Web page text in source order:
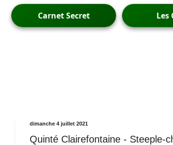
Carnet Secret Les
dimanche 4 juillet 2021
Quinté Clairefontaine - Steeple-